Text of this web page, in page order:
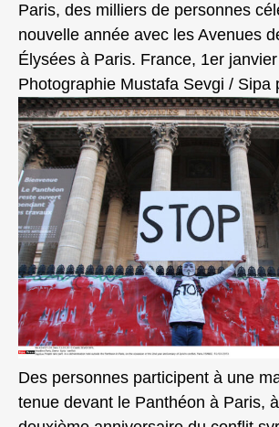
Paris, des milliers de personnes
nouvelle année avec les Avenues
Élysées à Paris. France, 1er
Photographie Mustafa Sevgi / Sipa
Des personnes participent à une
tenue devant le Panthéon à Paris,